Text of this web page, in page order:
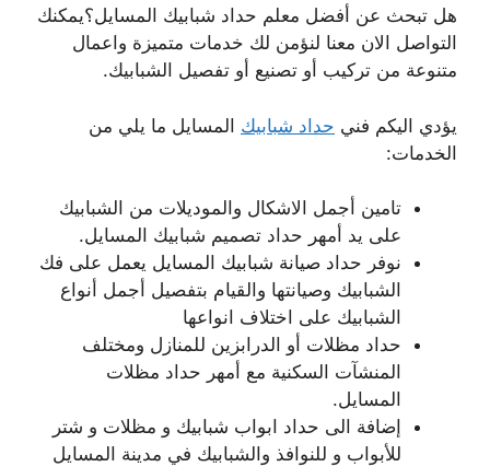
هل تبحث عن أفضل معلم حداد شبابيك المسايل؟يمكنك
التواصل الان معنا لنؤمن لك خدمات متميزة واعمال
متنوعة من تركيب أو تصنيع أو تفصيل الشبابيك.
يؤدي اليكم فني حداد شبابيك المسايل ما يلي من
الخدمات:
تامين أجمل الاشكال والموديلات من الشبابيك
على يد أمهر حداد تصميم شبابيك المسايل.
نوفر حداد صيانة شبابيك المسايل يعمل على فك
الشبابيك وصيانتها والقيام بتفصيل أجمل أنواع
الشبابيك على اختلاف انواعها
حداد مظلات أو الدرابزين للمنازل ومختلف
المنشآت السكنية مع أمهر حداد مظلات
المسايل.
إضافة الى حداد ابواب شبابيك و مظلات و شتر
للأبواب و للنوافذ والشبابيك في مدينة المسايل